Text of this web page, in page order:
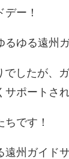
ー！
るゆる遠州
でしたが、
ポートさ
です！
州ガイド